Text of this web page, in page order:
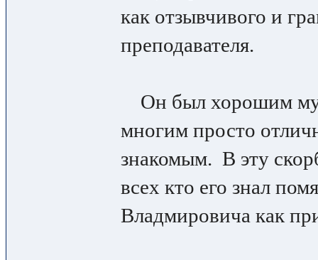
как отзывчивого и
преподавателя.
Он был хорошим
многим просто
знакомым. В эту
всех кто его знал
Владмировича как